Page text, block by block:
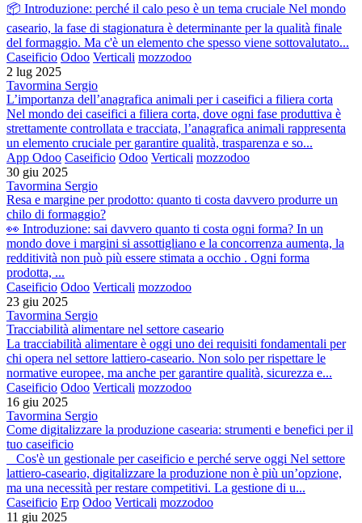
📦 Introduzione: perché il calo peso è un tema cruciale Nel mondo
caseario, la fase di stagionatura è determinante per la qualità finale
del formaggio. Ma c'è un elemento che spesso viene sottovalutato...
Caseificio Odoo Verticali mozzodoo
2 lug 2025
Tavormina Sergio
L’importanza dell’anagrafica animali per i caseifici a filiera corta
Nel mondo dei caseifici a filiera corta, dove ogni fase produttiva è
strettamente controllata e tracciata, l’anagrafica animali rappresenta
un elemento cruciale per garantire qualità, trasparenza e so...
App Odoo Caseificio Odoo Verticali mozzodoo
30 giu 2025
Tavormina Sergio
Resa e margine per prodotto: quanto ti costa davvero produrre un
chilo di formaggio?
👀 Introduzione: sai davvero quanto ti costa ogni forma? In un
mondo dove i margini si assottigliano e la concorrenza aumenta, la
redditività non può più essere stimata a occhio . Ogni forma
prodotta, ...
Caseificio Odoo Verticali mozzodoo
23 giu 2025
Tavormina Sergio
Tracciabilità alimentare nel settore caseario
La tracciabilità alimentare è oggi uno dei requisiti fondamentali per
chi opera nel settore lattiero-caseario. Non solo per rispettare le
normative europee, ma anche per garantire qualità, sicurezza e...
Caseificio Odoo Verticali mozzodoo
16 giu 2025
Tavormina Sergio
Come digitalizzare la produzione casearia: strumenti e benefici per il
tuo caseificio
​ ​ ​ Cos'è un gestionale per caseificio e perché serve oggi Nel settore
lattiero-caseario, digitalizzare la produzione non è più un’opzione,
ma una necessità per restare competitivi. La gestione di u...
Caseificio Erp Odoo Verticali mozzodoo
11 giu 2025